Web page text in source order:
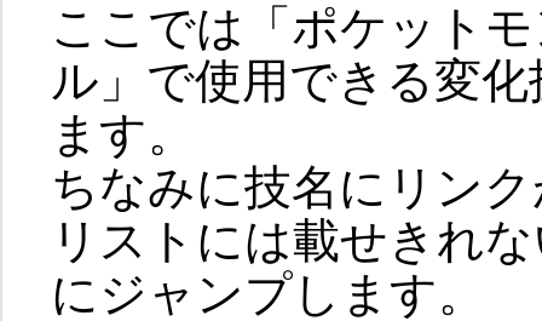
ここでは「ポケット
ル」で使用できる変
ます。
ちなみに技名にリン
リストには載せきれ
にジャンプします。